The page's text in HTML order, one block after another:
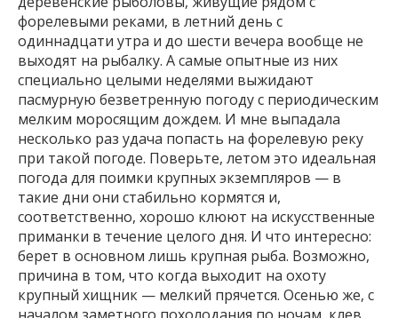
форелевыми реками, в летний день с
одиннадцати утра и до шести вечера вообще не
выходят на рыбалку. А самые опытные из них
специально целыми неделями выжидают
пасмурную безветренную погоду с периодическим
мелким моросящим дождем. И мне выпадала
несколько раз удача попасть на форелевую реку
при такой погоде. Поверьте, летом это идеальная
погода для поимки крупных экземпляров — в
такие дни они стабильно кормятся и,
соответственно, хорошо клюют на искусственные
приманки в течение целого дня. И что интересно:
берет в основном лишь крупная рыба. Возможно,
причина в том, что когда выходит на охоту
крупный хищник — мелкий прячется. Осенью же, с